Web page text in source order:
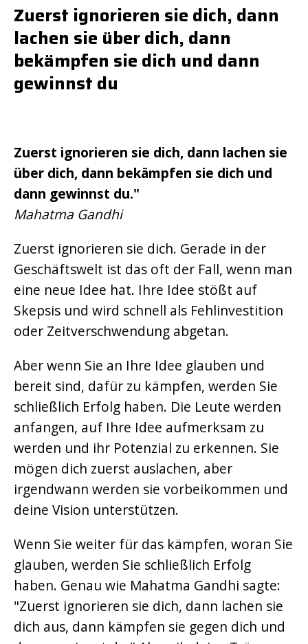
Zuerst ignorieren sie dich, dann
lachen sie über dich, dann
bekämpfen sie dich und dann
gewinnst du
Zuerst ignorieren sie dich, dann lachen sie
über dich, dann bekämpfen sie dich und
dann gewinnst du."
Mahatma Gandhi
Zuerst ignorieren sie dich. Gerade in der
Geschäftswelt ist das oft der Fall, wenn man
eine neue Idee hat. Ihre Idee stößt auf
Skepsis und wird schnell als Fehlinvestition
oder Zeitverschwendung abgetan.
Aber wenn Sie an Ihre Idee glauben und
bereit sind, dafür zu kämpfen, werden Sie
schließlich Erfolg haben. Die Leute werden
anfangen, auf Ihre Idee aufmerksam zu
werden und ihr Potenzial zu erkennen. Sie
mögen dich zuerst auslachen, aber
irgendwann werden sie vorbeikommen und
deine Vision unterstützen.
Wenn Sie weiter für das kämpfen, woran Sie
glauben, werden Sie schließlich Erfolg
haben. Genau wie Mahatma Gandhi sagte:
"Zuerst ignorieren sie dich, dann lachen sie
dich aus, dann kämpfen sie gegen dich und